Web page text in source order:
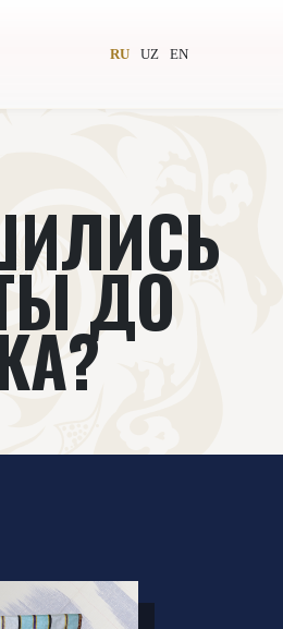
RU UZ EN
Всемирное общество
Новости
Подкасты
Видеолекторий
ДО